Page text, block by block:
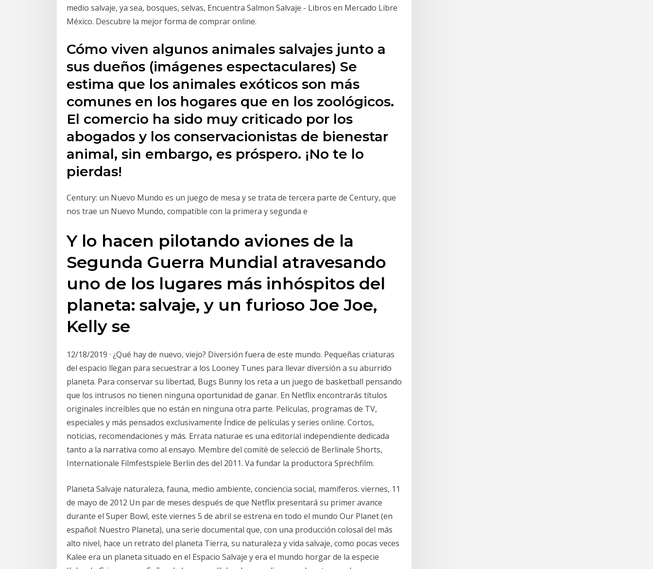
medio salvaje, ya sea, bosques, selvas, Encuentra Salmon Salvaje - Libros en Mercado Libre
México. Descubre la mejor forma de comprar online.
Cómo viven algunos animales salvajes junto a
sus dueños (imágenes espectaculares) Se
estima que los animales exóticos son más
comunes en los hogares que en los zoológicos.
El comercio ha sido muy criticado por los
abogados y los conservacionistas de bienestar
animal, sin embargo, es próspero. ¡No te lo
pierdas!
Century: un Nuevo Mundo es un juego de mesa y se trata de tercera parte de Century, que
nos trae un Nuevo Mundo, compatible con la primera y segunda e
Y lo hacen pilotando aviones de la
Segunda Guerra Mundial atravesando
uno de los lugares más inhóspitos del
planeta: salvaje, y un furioso Joe Joe,
Kelly se
12/18/2019 · ¿Qué hay de nuevo, viejo? Diversión fuera de este mundo. Pequeñas criaturas
del espacio llegan para secuestrar a los Looney Tunes para llevar diversión a su aburrido
planeta. Para conservar su libertad, Bugs Bunny los reta a un juego de basketball pensando
que los intrusos no tienen ninguna oportunidad de ganar. En Netflix encontrarás títulos
originales increíbles que no están en ninguna otra parte. Películas, programas de TV,
especiales y más pensados exclusivamente Índice de películas y series online. Cortos,
noticias, recomendaciones y más. Errata naturae es una editorial independiente dedicada
tanto a la narrativa como al ensayo. Membre del comitè de selecció de Berlinale Shorts,
Internationale Filmfestspiele Berlin des del 2011. Va fundar la productora Sprechfilm.
Planeta Salvaje naturaleza, fauna, medio ambiente, conciencia social, mamíferos. viernes, 11
de mayo de 2012 Un par de meses después de que Netflix presentará su primer avance
durante el Super Bowl, este viernes 5 de abril se estrena en todo el mundo Our Planet (en
español: Nuestro Planeta), una serie documental que, con una producción colosal del más
alto nivel, hace un retrato del planeta Tierra, su naturaleza y vida salvaje, como pocas veces
Kalee era un planeta situado en el Espacio Salvaje y era el mundo horgar de la especie